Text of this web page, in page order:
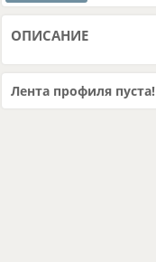
ОПИСАНИЕ
Лента профиля пуста!